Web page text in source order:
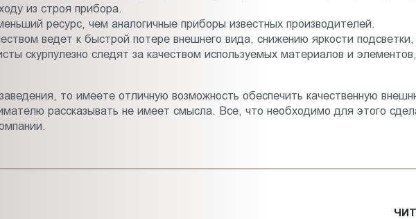
из строя прибора.
ресурс, чем аналогичные приборы известных производителей.
ведет к быстрой потере внешнего вида, снижению яркости
скурпулезно следят за качеством используемых материалов и
то имеете отличную возможность обеспечить качественную
рассказывать не имеет смысла. Все, что необходимо для этого